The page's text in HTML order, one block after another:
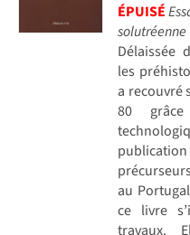
ÉPUISÉ
solutréenne
Délaissée
les
a recouvré
80
au
ce livre
travaux.